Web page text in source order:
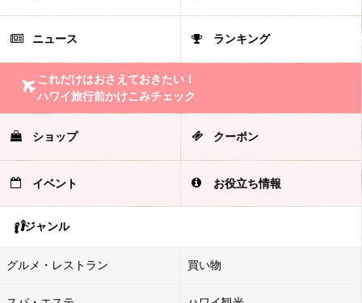
ニュース ランキング
これだけはおさえておきたい！
ハワイ旅行前かけこみチェック
ショップ クーポン
イベント お役立ち情報
ジャンル
グルメ・レストラン 買い物